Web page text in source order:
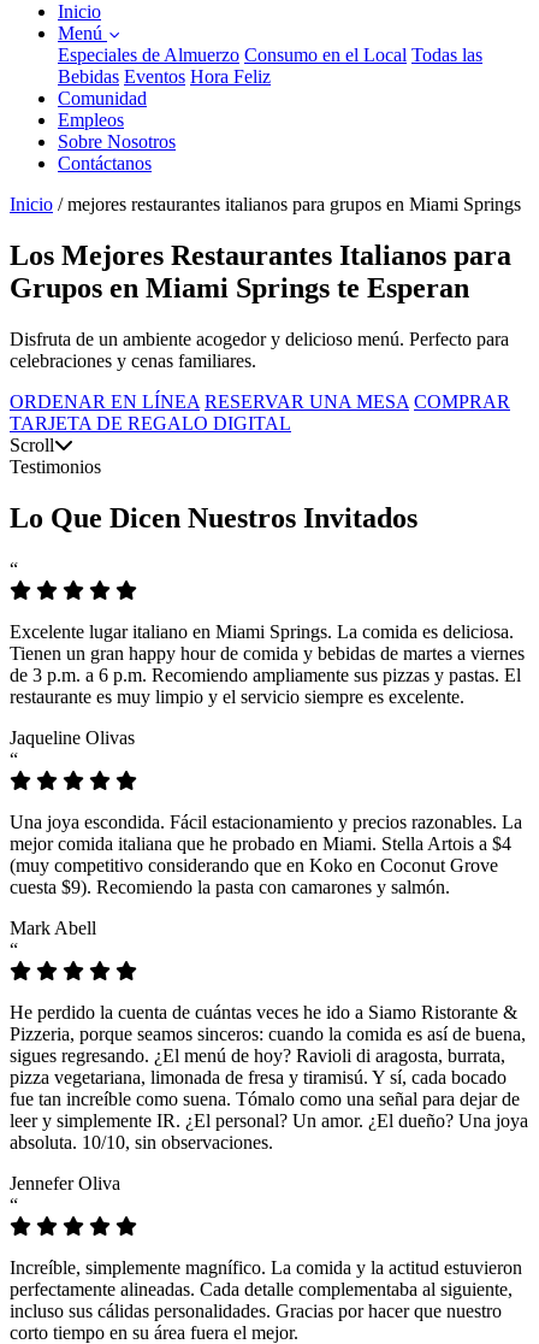
Inicio
Menú
Especiales de Almuerzo Consumo en el Local Todas las
Bebidas Eventos Hora Feliz
Comunidad
Empleos
Sobre Nosotros
Contáctanos
Inicio / mejores restaurantes italianos para grupos en Miami Springs
Los Mejores Restaurantes Italianos para
Grupos en Miami Springs te Esperan
Disfruta de un ambiente acogedor y delicioso menú. Perfecto para
celebraciones y cenas familiares.
ORDENAR EN LÍNEA RESERVAR UNA MESA COMPRAR
TARJETA DE REGALO DIGITAL
Scroll
Testimonios
Lo Que Dicen Nuestros Invitados
“
Excelente lugar italiano en Miami Springs. La comida es deliciosa.
Tienen un gran happy hour de comida y bebidas de martes a viernes
de 3 p.m. a 6 p.m. Recomiendo ampliamente sus pizzas y pastas. El
restaurante es muy limpio y el servicio siempre es excelente.
Jaqueline Olivas
“
Una joya escondida. Fácil estacionamiento y precios razonables. La
mejor comida italiana que he probado en Miami. Stella Artois a $4
(muy competitivo considerando que en Koko en Coconut Grove
cuesta $9). Recomiendo la pasta con camarones y salmón.
Mark Abell
“
He perdido la cuenta de cuántas veces he ido a Siamo Ristorante &
Pizzeria, porque seamos sinceros: cuando la comida es así de buena,
sigues regresando. ¿El menú de hoy? Ravioli di aragosta, burrata,
pizza vegetariana, limonada de fresa y tiramisú. Y sí, cada bocado
fue tan increíble como suena. Tómalo como una señal para dejar de
leer y simplemente IR. ¿El personal? Un amor. ¿El dueño? Una joya
absoluta. 10/10, sin observaciones.
Jennefer Oliva
“
Increíble, simplemente magnífico. La comida y la actitud estuvieron
perfectamente alineadas. Cada detalle complementaba al siguiente,
incluso sus cálidas personalidades. Gracias por hacer que nuestro
corto tiempo en su área fuera el mejor.